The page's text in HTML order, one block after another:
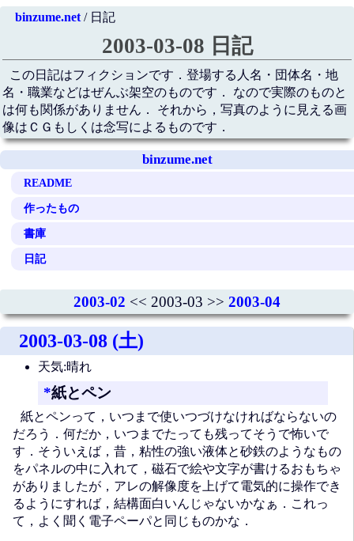
binzume.net/ 日記
2003-03-08 日記
この日記はフィクションです．登場する人名・団体名・地
名・職業などはぜんぶ架空のものです． なので実際のものと
は何も関係がありません． それから，写真のように見える画
像はＣＧもしくは念写によるものです．
binzume.net
README
作ったもの
書庫
日記
2003-02 << 2003-03 >> 2003-04
2003-03-08 (土)
天気:晴れ
*紙とペン
紙とペンって，いつまで使いつづけなければならないの
だろう．何だか，いつまでたっても残ってそうで怖いで
す．そういえば，昔，粘性の強い液体と砂鉄のようなもの
をパネルの中に入れて，磁石で絵や文字が書けるおもちゃ
がありましたが，アレの解像度を上げて電気的に操作でき
るようにすれば，結構面白いんじゃないかなぁ．これっ
て，よく聞く電子ペーパと同じものかな．